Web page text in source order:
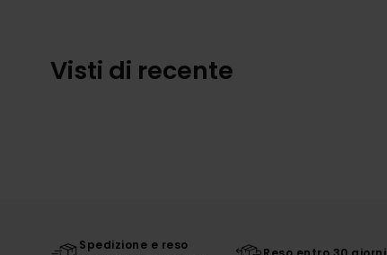
Visti di recente
Spedizione e reso